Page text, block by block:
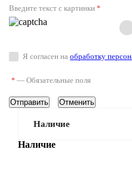
Введите текст с картинки *
Я согласен на обработку
* — Обязательные поля
Отменить
Наличие
Наличие